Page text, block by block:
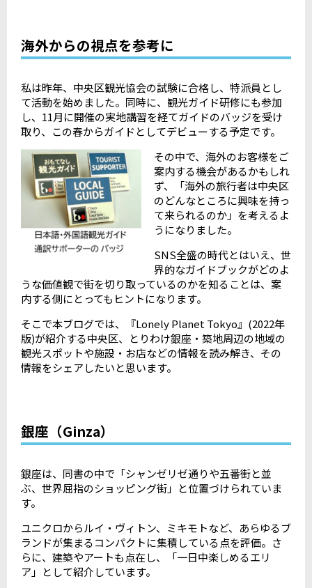
海外からの視点を参考に
私は昨年、中央区観光協会の試験に合格し、特派員とし
て活動を始めました。同時に、観光ガイド研修にも参加
し、 11月に開催の実地講習を経てガイドのバッジを受け
取り、この春からガイドとしてデビューする予定です。
その中で、海外のお客様をご
案内する機会があるかもしれ
ず、「海外の旅行者は中央区
のどんなところに興味を持っ
て来られるのか」を考えるよ
うになりました。
SNS全盛の時代とはいえ、世
界的なガイドブックがどのよ
うな価値観で街を切り取っているのかを知ることは、案
内する側にとってもヒントになります。
そこで本ブログでは、『Lonely Planet Tokyo』(2022年
版)が紹介する中央区、とりわけ銀座・築地周辺の地域の
観光スポットや施設・お店などの情報を読み解き、その
情報をシェアしたいと思います。
銀座（Ginza）
銀座は、同書の中で「シャンゼリゼ通りや五番街と並
ぶ、世界屈指のショッピング街」と位置づけられていま
す。
ユニクロからルイ・ヴィトン、ミキモトなど、あらゆるブ
ランドが集まるコンパクトに集積している点を評価。さ
らに、建築やアートも点在し、「一日中楽しめるエリ
ア」として紹介しています。